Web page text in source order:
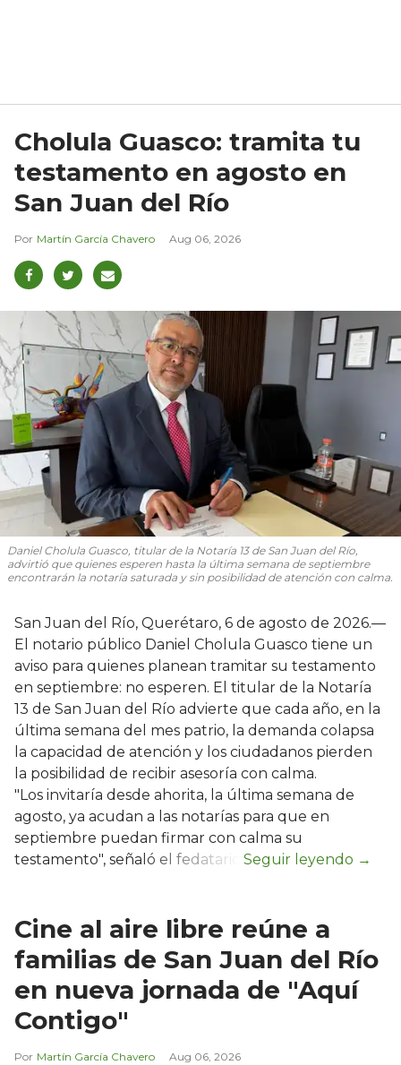
Cholula Guasco: tramita tu
testamento en agosto en
San Juan del Río
Martín García Chavero Aug 06, 2026
Daniel Cholula Guasco, titular de la Notaría 13 de San Juan del Río,
advirtió que quienes esperen hasta la última semana de septiembre
encontrarán la notaría saturada y sin posibilidad de atención con calma.
San Juan del Río, Querétaro, 6 de agosto de 2026.—
El notario público Daniel Cholula Guasco tiene un
aviso para quienes planean tramitar su testamento
en septiembre: no esperen. El titular de la Notaría
13 de San Juan del Río advierte que cada año, en la
última semana del mes patrio, la demanda colapsa
la capacidad de atención y los ciudadanos pierden
la posibilidad de recibir asesoría con calma.
"Los invitaría desde ahorita, la última semana de
agosto, ya acudan a las notarías para que en
septiembre puedan firmar con calma su
testamento", señaló el fedatario.
Cine al aire libre reúne a
familias de San Juan del Río
en nueva jornada de "Aquí
Contigo"
Martín García Chavero Aug 06, 2026